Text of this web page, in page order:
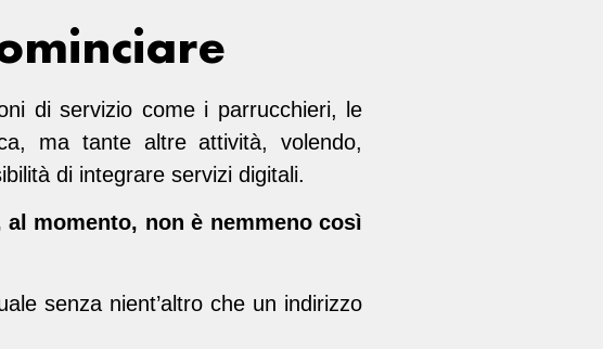
di servizio come i parrucchieri, le
ma tante altre attività, volendo,
di integrare servizi digitali.
momento, non è nemmeno così
senza nient’altro che un indirizzo